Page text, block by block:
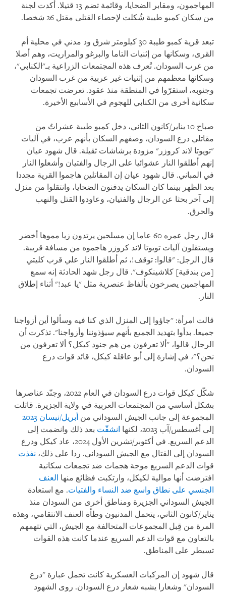
المهاجمون، ومقابر الضحايا، وقائمة تضم 13 قتيلا. أكدت لجنة
من سكان كمبو طيبة شُكلت لإحصاء القتلى مقتل 26 شخصا.
تبعد قرية كمبو طيبة 30 كيلومتر شرق ود مدني في محلية أم
القرى، وسكانها من إثنيات التاما والبرغو والمراريت، وهم أصلا
من غرب السودان. تُعرف هذه المجتمعات الزراعية بـ"الكنابي"،
وسكانها معظمهم من إثنيات غير عربية من غرب السودان
وجنوبه، استقرّوا في المنطقة منذ عقود. تعرضت تجمعات
سكانية أخرى من الكنابي للهجوم في الأسابيع الأخيرة.
صباح 10 يناير/كانون الثاني، دخل كمبو طيبة عشراتٌ من
مقاتلي درع السودان، وصفهم السكان بأنهم عرب، في آليات
"تويوتا لاند كروزر" مزودة برشاشات ثقيلة. قال شهود عيان
إنهم أطلقوا النار عشوائيا على الرجال والفتيان وأشعلوا النار
في المباني. قال شهود عيان إن المقاتلين هاجموا القرية مجددا
بعد الظهر بينما كان السكان يدفنون الضحايا، وانتقلوا من منزل
إلى آخر بحثا عن الرجال والفتيان، وعاودوا القتل والنهب
والحرق.
قال رجل عمره 60 عاما إن مسلحين يرتدون زيا مموها أخضر
ويستقلون آليات تويوتا لاند كروزر هاجموه من مسافة قريبة.
قال الرجل: "قالوا: توقف!، ثم أطلقوا النار علي قرب كليتي
[من بندقية] كلاشينكوف". قال رجل شهد الحادثة إنه سمع
المهاجمين يصرخون بألفاظ عنصرية مثل "يا عبد!" أثناء إطلاق
النار.
قالت امرأة: "جاؤوا إلى المنزل الذي كنا فيه وسألوا أين أزواجنا
جميعا. بدأوا بتهديد الجميع بأنهم سيؤذوننا وأزواجنا". تذكرت أن
الرجال قالوا، "ألا تعرفون من هم جنود كيكل؟ ألا تعرفون من
نحن؟"، في إشارة إلى أبو عاقلة كيكل، قائد قوات درع
السودان.
شكّل كيكل قوات درع السودان في العام 2022، وجنّد عناصرها
بشكل أساسي من المجتمعات العربية في ولاية الجزيرة. قاتلت
المجموعة إلى جانب الجيش السوداني من أبريل/نيسان 2023
إلى أغسطس/آب 2023، لكنها
انشقّت بعد ذلك وانضمت إلى
الدعم السريع. في أكتوبر/تشرين الأول 2024، عاد كيكل ودرع
السودان إلى القتال مع الجيش السوداني. ردا على ذلك، نفذت
قوات الدعم السريع موجة هجمات ضد تجمعات سكانية
افترضت أنها موالية لكيكل، وارتكبت فظائع منها العنف
الجنسي على نطاق واسع ضد النساء والفتيات. مع استعادة
الجيش السوداني الجزيرة ومناطق أخرى من السودان منذ
يناير/كانون الثاني، يتحمل المدنيون وطأة العنف الانتقامي، وهذه
المرة من قِبل المجموعات المتحالفة مع الجيش، التي تتهمهم
بالتعاون مع قوات الدعم السريع عندما كانت هذه القوات
تسيطر على المناطق.
قال شهود إن المركبات العسكرية كانت تحمل عبارة "درع
السودان" وشعارا يشبه شعار درع السودان. روى الشهود